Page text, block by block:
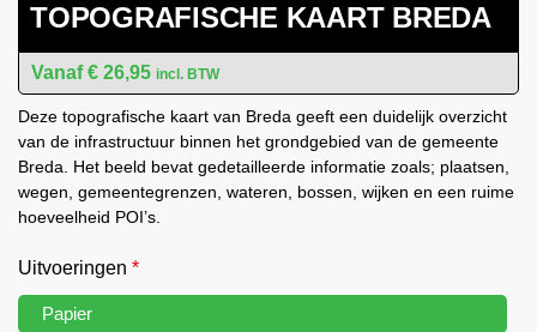
TOPOGRAFISCHE KAART BREDA
€ 26,95 incl. BTW
Deze topografische kaart van Breda geeft een duidelijk overzicht
van de infrastructuur binnen het grondgebied van de gemeente
Breda. Het beeld bevat gedetailleerde informatie zoals; plaatsen,
wegen, gemeentegrenzen, wateren, bossen, wijken en een ruime
hoeveelheid POI’s.
Uitvoeringen *
Papier